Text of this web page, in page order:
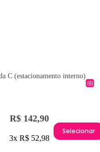
C (estacionamento interno)
R$ 142,90
3x R$ 52,98
Selecionar